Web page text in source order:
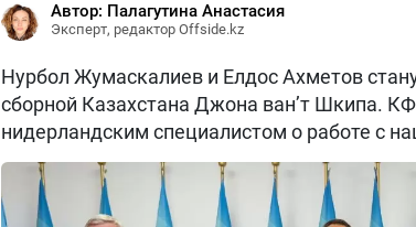
Автор: Палагутина Анастасия
Эксперт, редактор Offside.kz
Нурбол Жумаскалиев и Елдос Ахметов
сборной Казахстана Джона ван’т Шкипа.
нидерландским специалистом о работе с